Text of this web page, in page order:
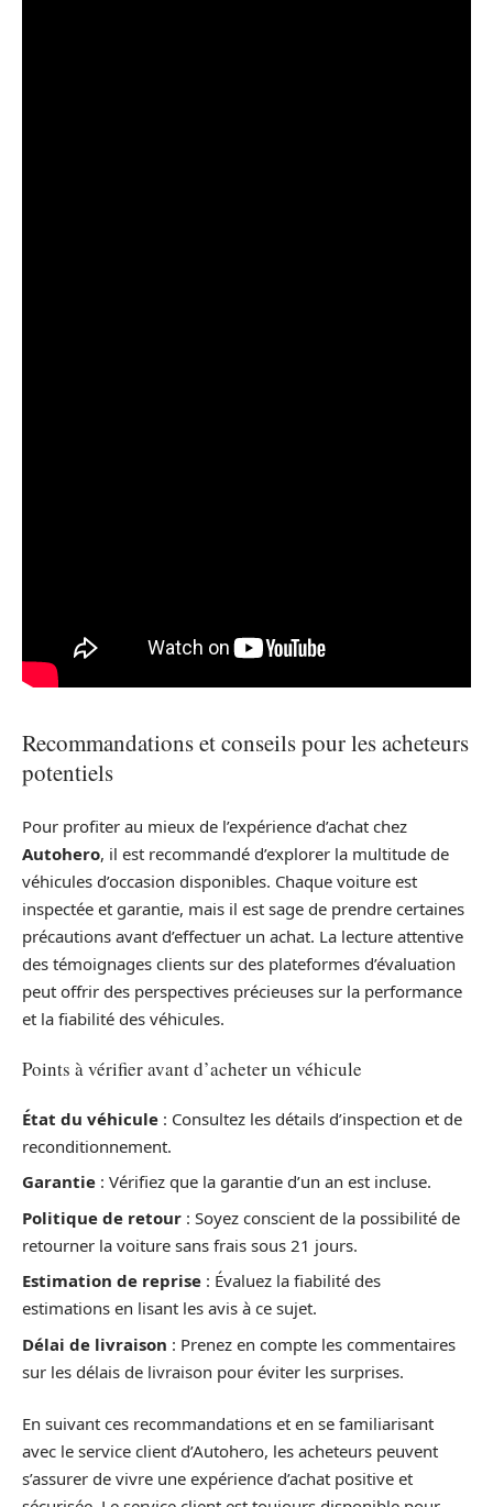
Recommandations et conseils pour les acheteurs
potentiels
Pour profiter au mieux de l’expérience d’achat chez
Autohero, il est recommandé d’explorer la multitude de
véhicules d’occasion disponibles. Chaque voiture est
inspectée et garantie, mais il est sage de prendre certaines
précautions avant d’effectuer un achat. La lecture attentive
des témoignages clients sur des plateformes d’évaluation
peut offrir des perspectives précieuses sur la performance
et la fiabilité des véhicules.
Points à vérifier avant d’acheter un véhicule
État du véhicule : Consultez les détails d’inspection et de
reconditionnement.
Garantie : Vérifiez que la garantie d’un an est incluse.
Politique de retour : Soyez conscient de la possibilité de
retourner la voiture sans frais sous 21 jours.
Estimation de reprise : Évaluez la fiabilité des
estimations en lisant les avis à ce sujet.
Délai de livraison : Prenez en compte les commentaires
sur les délais de livraison pour éviter les surprises.
En suivant ces recommandations et en se familiarisant
avec le service client d’Autohero, les acheteurs peuvent
s’assurer de vivre une expérience d’achat positive et